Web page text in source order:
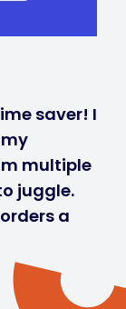
saver! I
multiple
juggle.
a